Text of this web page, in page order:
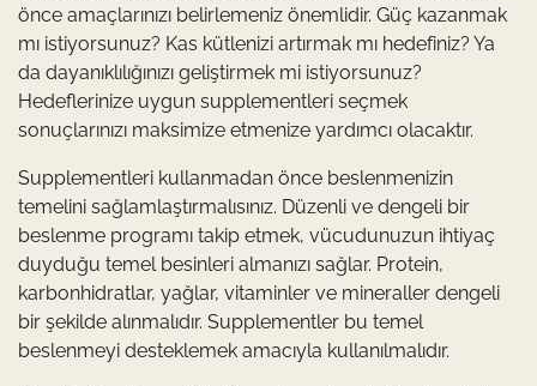
önce amaçlarınızı belirlemeniz önemlidir. Güç kazanmak
mı istiyorsunuz? Kas kütlenizi artırmak mı hedefiniz? Ya
da dayanıklılığınızı geliştirmek mi istiyorsunuz?
Hedeflerinize uygun supplementleri seçmek
sonuçlarınızı maksimize etmenize yardımcı olacaktır.
Supplementleri kullanmadan önce beslenmenizin
temelini sağlamlaştırmalısınız. Düzenli ve dengeli bir
beslenme programı takip etmek, vücudunuzun ihtiyaç
duyduğu temel besinleri almanızı sağlar. Protein,
karbonhidratlar, yağlar, vitaminler ve mineraller dengeli
bir şekilde alınmalıdır. Supplementler bu temel
beslenmeyi desteklemek amacıyla kullanılmalıdır.